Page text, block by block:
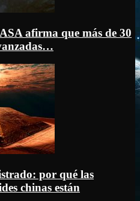
afirma que más de 30
por qué las
chinas están